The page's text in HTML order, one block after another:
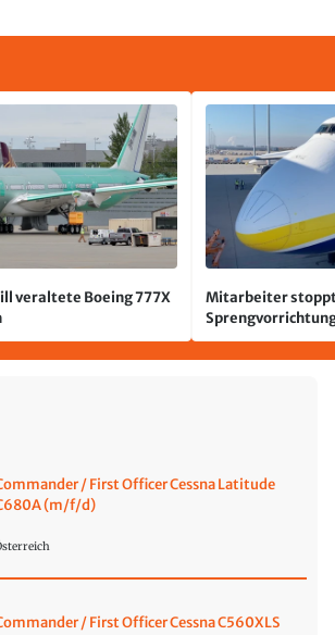
veraltete Boeing 777X
Mitarbeiter
Leipzig/Halle
/ First Officer Cessna Latitude
(m/f/d)
/ First Officer Cessna C560XLS